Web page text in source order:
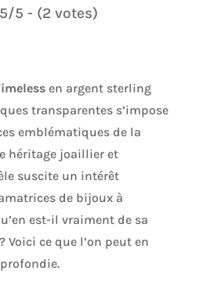
5/5 - (2 votes)
en argent sterling
transparentes s’impose
emblématiques de la
héritage joaillier et
suscite un intérêt
de bijoux à
est-il vraiment de sa
ce que l’on peut en